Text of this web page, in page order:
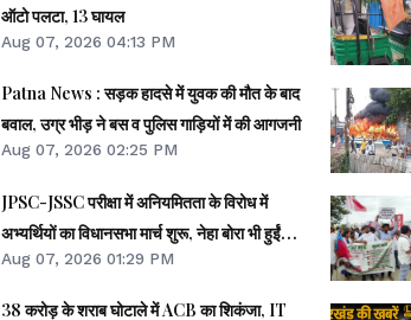
ऑटो पलटा, 13 घायल
Aug 07, 2026 04:13 PM
Patna News : सड़क हादसे में युवक की मौत के बाद
बवाल, उग्र भीड़ ने बस व पुलिस गाड़ियों में की आगजनी
Aug 07, 2026 02:25 PM
JPSC-JSSC परीक्षा में अनियमितता के विरोध में
अभ्यर्थियों का विधानसभा मार्च शुरू, नेहा बोरा भी हुईं
शामिल
Aug 07, 2026 01:29 PM
38 करोड़ के शराब घोटाले में ACB का शिकंजा, IT